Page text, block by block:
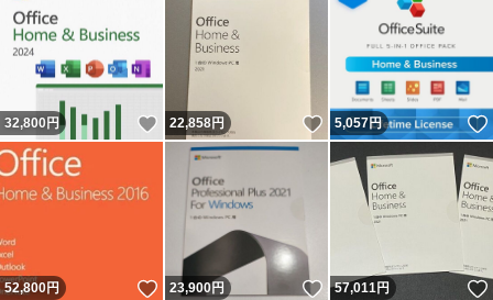
32,800 円 いいね！
22,858円 いいね！
5,057円
52,800円 いいね！
23,900円 いいね！
57,011円